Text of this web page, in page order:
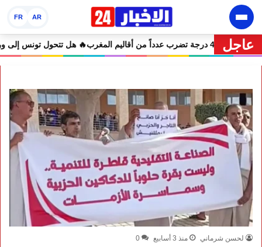
AR
FR
عاجل
الضحايا 🔥 نشرة إنذارية.. موجة حر تصل إلى 47 درجة تضرب عدداً من أقاليم المغرب
لحسن شرماني منذ 3 أسابيع 0